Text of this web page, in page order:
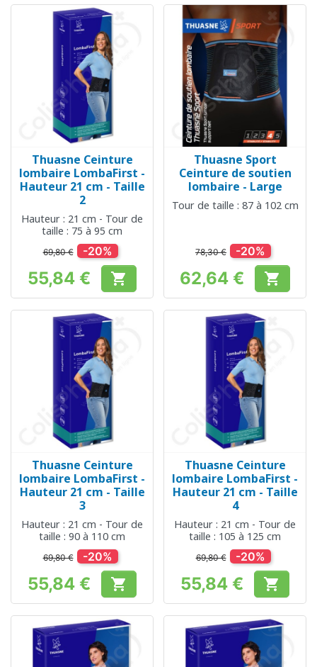
Thuasne Ceinture
lombaire LombaFirst -
Hauteur 21 cm - Taille
2
Hauteur : 21 cm - Tour de
taille : 75 à 95 cm
69,80 € -20%
Prix
55,84 € 
Thuasne Sport
Ceinture de soutien
lombaire - Large
Tour de taille : 87 à 102 cm
78,30 € -20%
Prix
62,64 € 
Thuasne Ceinture
lombaire LombaFirst -
Hauteur 21 cm - Taille
3
Hauteur : 21 cm - Tour de
taille : 90 à 110 cm
69,80 € -20%
Prix
55,84 € 
Thuasne Ceinture
lombaire LombaFirst -
Hauteur 21 cm - Taille
4
Hauteur : 21 cm - Tour de
taille : 105 à 125 cm
69,80 € -20%
Prix
55,84 € 